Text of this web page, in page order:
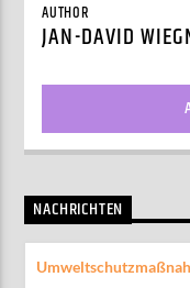
AUTHOR
JAN-DAVID
NACHRICHTEN